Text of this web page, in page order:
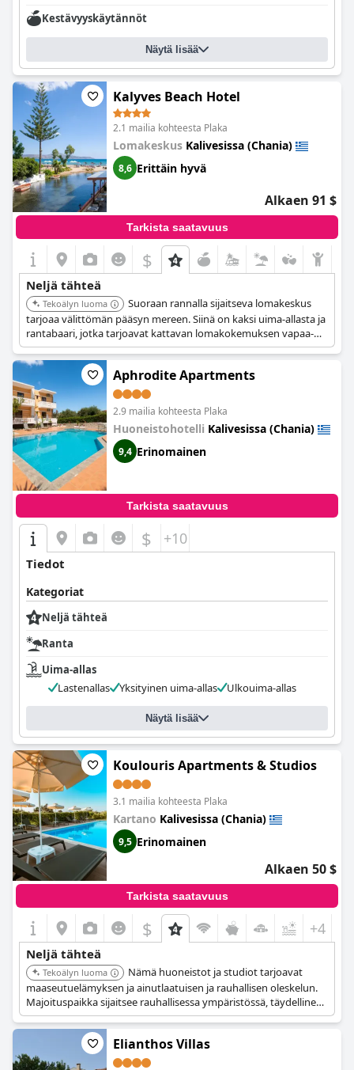
Kestävyyskäytännöt
Näytä lisää
Kalyves Beach Hotel
2.1 mailia kohteesta Plaka
Lomakeskus Kalivesissa (Chania)
8,6 Erittäin hyvä
Alkaen 91 $
Tarkista saatavuus
$
Neljä tähteä
Tekoälyn luoma
Suoraan rannalla sijaitseva lomakeskus
tarjoaa välittömän pääsyn mereen. Siinä on kaksi uima-allasta ja
rantabaari, jotka tarjoavat kattavan lomakokemuksen vapaa-
ajan ja viihdevaihtoehdoilla kaikille vieraille. Hotelli tarjoaa myös
herkullisen buffetaamiaisen aurinkoisella verannalla vain
kivenheiton päässä häikäisevästä merestä.
Aphrodite Apartments
2.9 mailia kohteesta Plaka
Huoneistohotelli Kalivesissa (Chania)
9,4 Erinomainen
Tarkista saatavuus
$ +10
Tiedot
Kategoriat
Neljä tähteä
Ranta
Uima-allas
Lastenallas
Yksityinen uima-allas Ulkouima-allas
Näytä lisää
Koulouris Apartments & Studios
3.1 mailia kohteesta Plaka
Kartano Kalivesissa (Chania)
9,5 Erinomainen
Alkaen 50 $
Tarkista saatavuus
$ +4
Neljä tähteä
Tekoälyn luoma
Nämä huoneistot ja studiot tarjoavat
maaseutuelämyksen ja ainutlaatuisen ja rauhallisen oleskelun.
Majoituspaikka sijaitsee rauhallisessa ympäristössä, täydellinen
vieraille, jotka haluavat paeta kaupungin hälinää.
Elianthos Villas